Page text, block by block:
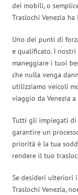
dei mobili, o
Traslochi Venezia
Uno dei punti di
e qualificato. I
maneggiare i tuoi
che nulla venga
utilizziamo veicoli
viaggio da Venezia a
Tutti gli impiegati di
garantire un
priorità è la tua
rendere il tuo
Se desideri ulteriori
Traslochi Venezia,